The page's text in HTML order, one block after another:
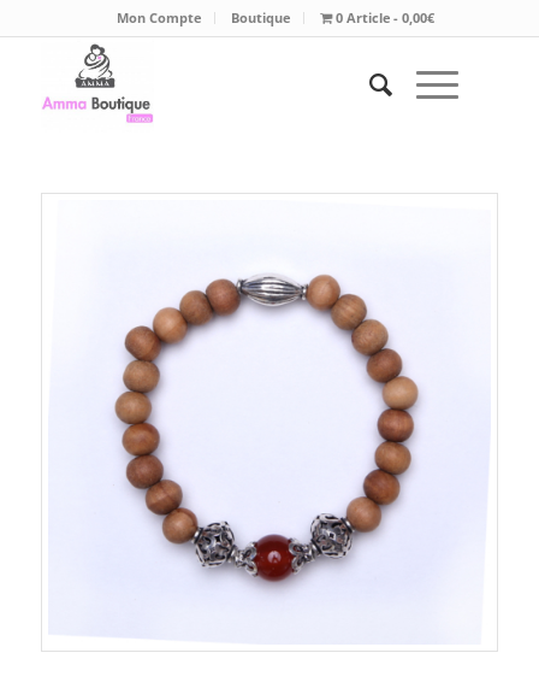
Mon Compte Boutique 0 Article 0,00€